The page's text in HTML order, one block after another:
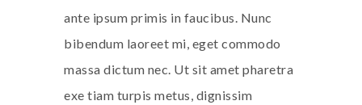
ante ipsum primis in faucibus. Nunc
bibendum laoreet mi, eget commodo
massa dictum nec. Ut sit amet pharetra
exe tiam turpis metus, dignissim